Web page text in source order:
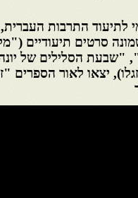
התרבות
סרטים תיעודיים
"שבעת הסלילים של
יצאו לאור הספרים